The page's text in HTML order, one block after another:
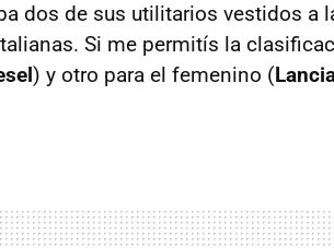
dos de sus utilitarios vestidos a
Si me permitís la
) y otro para el femenino (